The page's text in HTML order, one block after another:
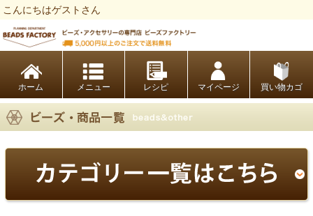
こんにちはゲストさん
ホーム レシピ マイページ 買い物カゴ